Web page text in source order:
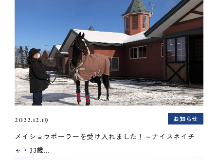
2022.12.19 お知らせ
メイショウボーラーを受け入れました！～ナイスネイチ
ャ・33歳...